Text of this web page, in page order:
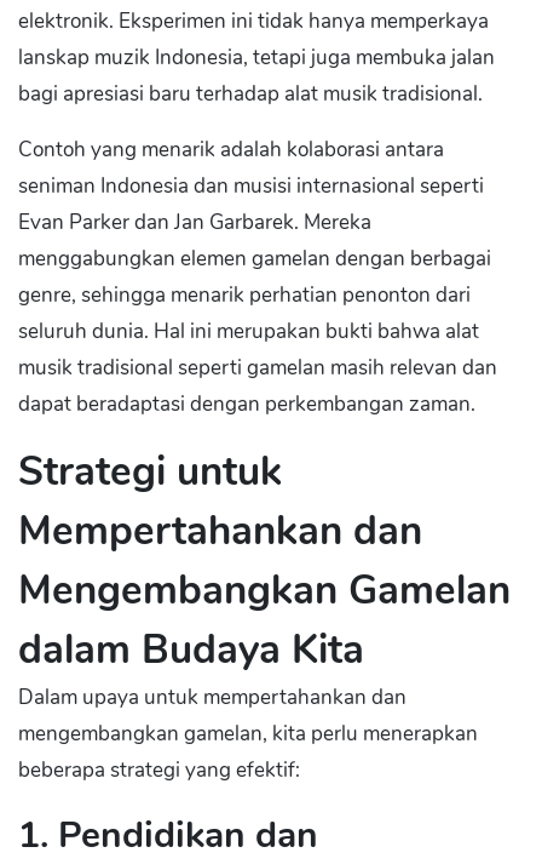
elektronik. Eksperimen ini tidak hanya memperkaya
lanskap muzik Indonesia, tetapi juga membuka jalan
bagi apresiasi baru terhadap alat musik tradisional.
Contoh yang menarik adalah kolaborasi antara
seniman Indonesia dan musisi internasional seperti
Evan Parker dan Jan Garbarek. Mereka
menggabungkan elemen gamelan dengan berbagai
genre, sehingga menarik perhatian penonton dari
seluruh dunia. Hal ini merupakan bukti bahwa alat
musik tradisional seperti gamelan masih relevan dan
dapat beradaptasi dengan perkembangan zaman.
Strategi untuk
Mempertahankan dan
Mengembangkan Gamelan
dalam Budaya Kita
Dalam upaya untuk mempertahankan dan
mengembangkan gamelan, kita perlu menerapkan
beberapa strategi yang efektif:
1. Pendidikan dan